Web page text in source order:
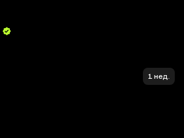
1 нед.